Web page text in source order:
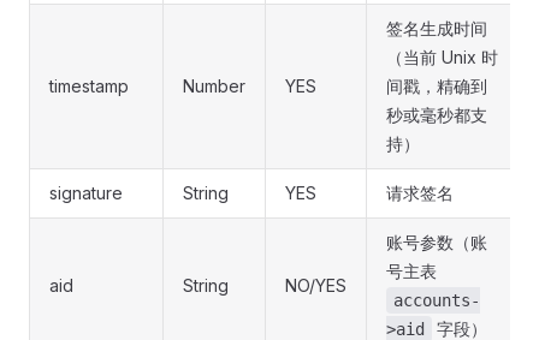
timestamp Number YES
签名生成时间
（当前 Unix 时
间戳，精确到
秒或毫秒都支
持）
signature String YES 请求签名
aid String NO/YES
账号参数（账
号主表
accounts-
>aid
字段）